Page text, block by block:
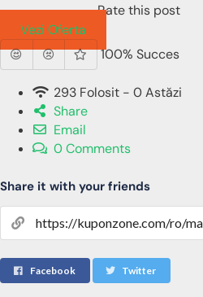
Rate this post
Vezi Oferta
100% Succes
293 Folosit - 0 Astăzi
Share
Email
0 Comments
Share it with your friends
Facebook Twitter